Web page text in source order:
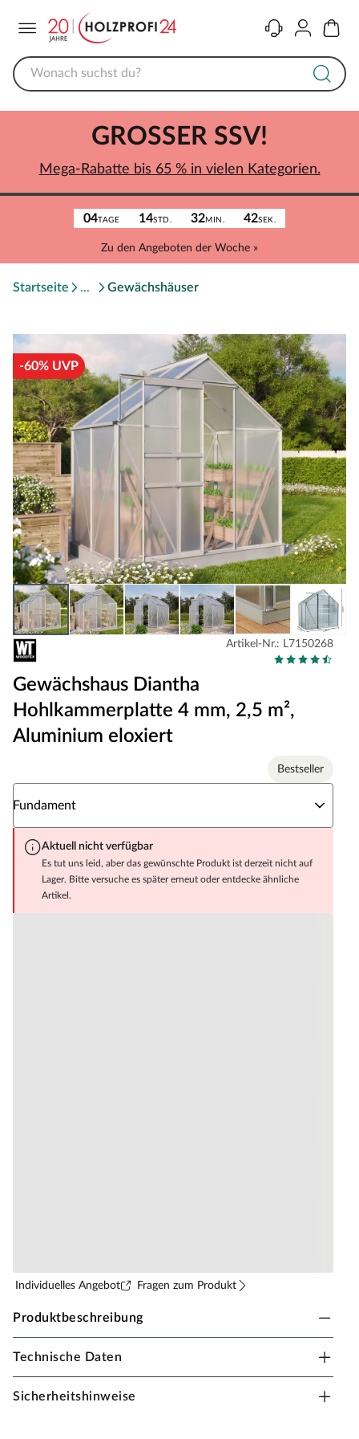
KontaktKonto
04TAGE 14STD. 32MIN. 42SEK.
Zu den Angeboten der Woche »
GROSSER SSV!
Mega-Rabatte bis 65 % in vielen Kategorien.
Startseite Gewächshäuser
-60% UVP
Artikel-Nr.: L7150268
Gewächshaus Diantha
Hohlkammerplatte 4 mm, 2,5 m²,
Aluminium eloxiert
Bestseller
Fundament
Aktuell nicht verfügbar
Es tut uns leid, aber das gewünschte Produkt ist derzeit nicht auf
Lager. Bitte versuche es später erneut oder entdecke ähnliche
Artikel.
Individuelles Angebot Fragen zum Produkt
Produktbeschreibung
WOODTEX Gewächshaus "Diantha" wahlweise
mit Stahlfundament
Technische Daten
Sicherheitshinweise